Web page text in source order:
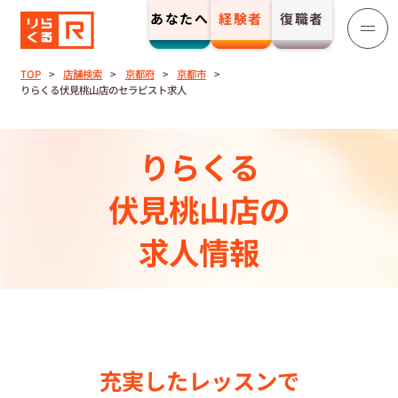
あなたへ 経験者 復職者
りらくる
セラピスト募集
セラピストストーリー⼀覧
収⼊とサポート
トレーニングセンター一覧
TOP 店舗検索 京都府
京都市
りらくる伏見桃山店のセラピスト求人
りらくる
伏見桃山店の
求人情報
充実したレッスンで